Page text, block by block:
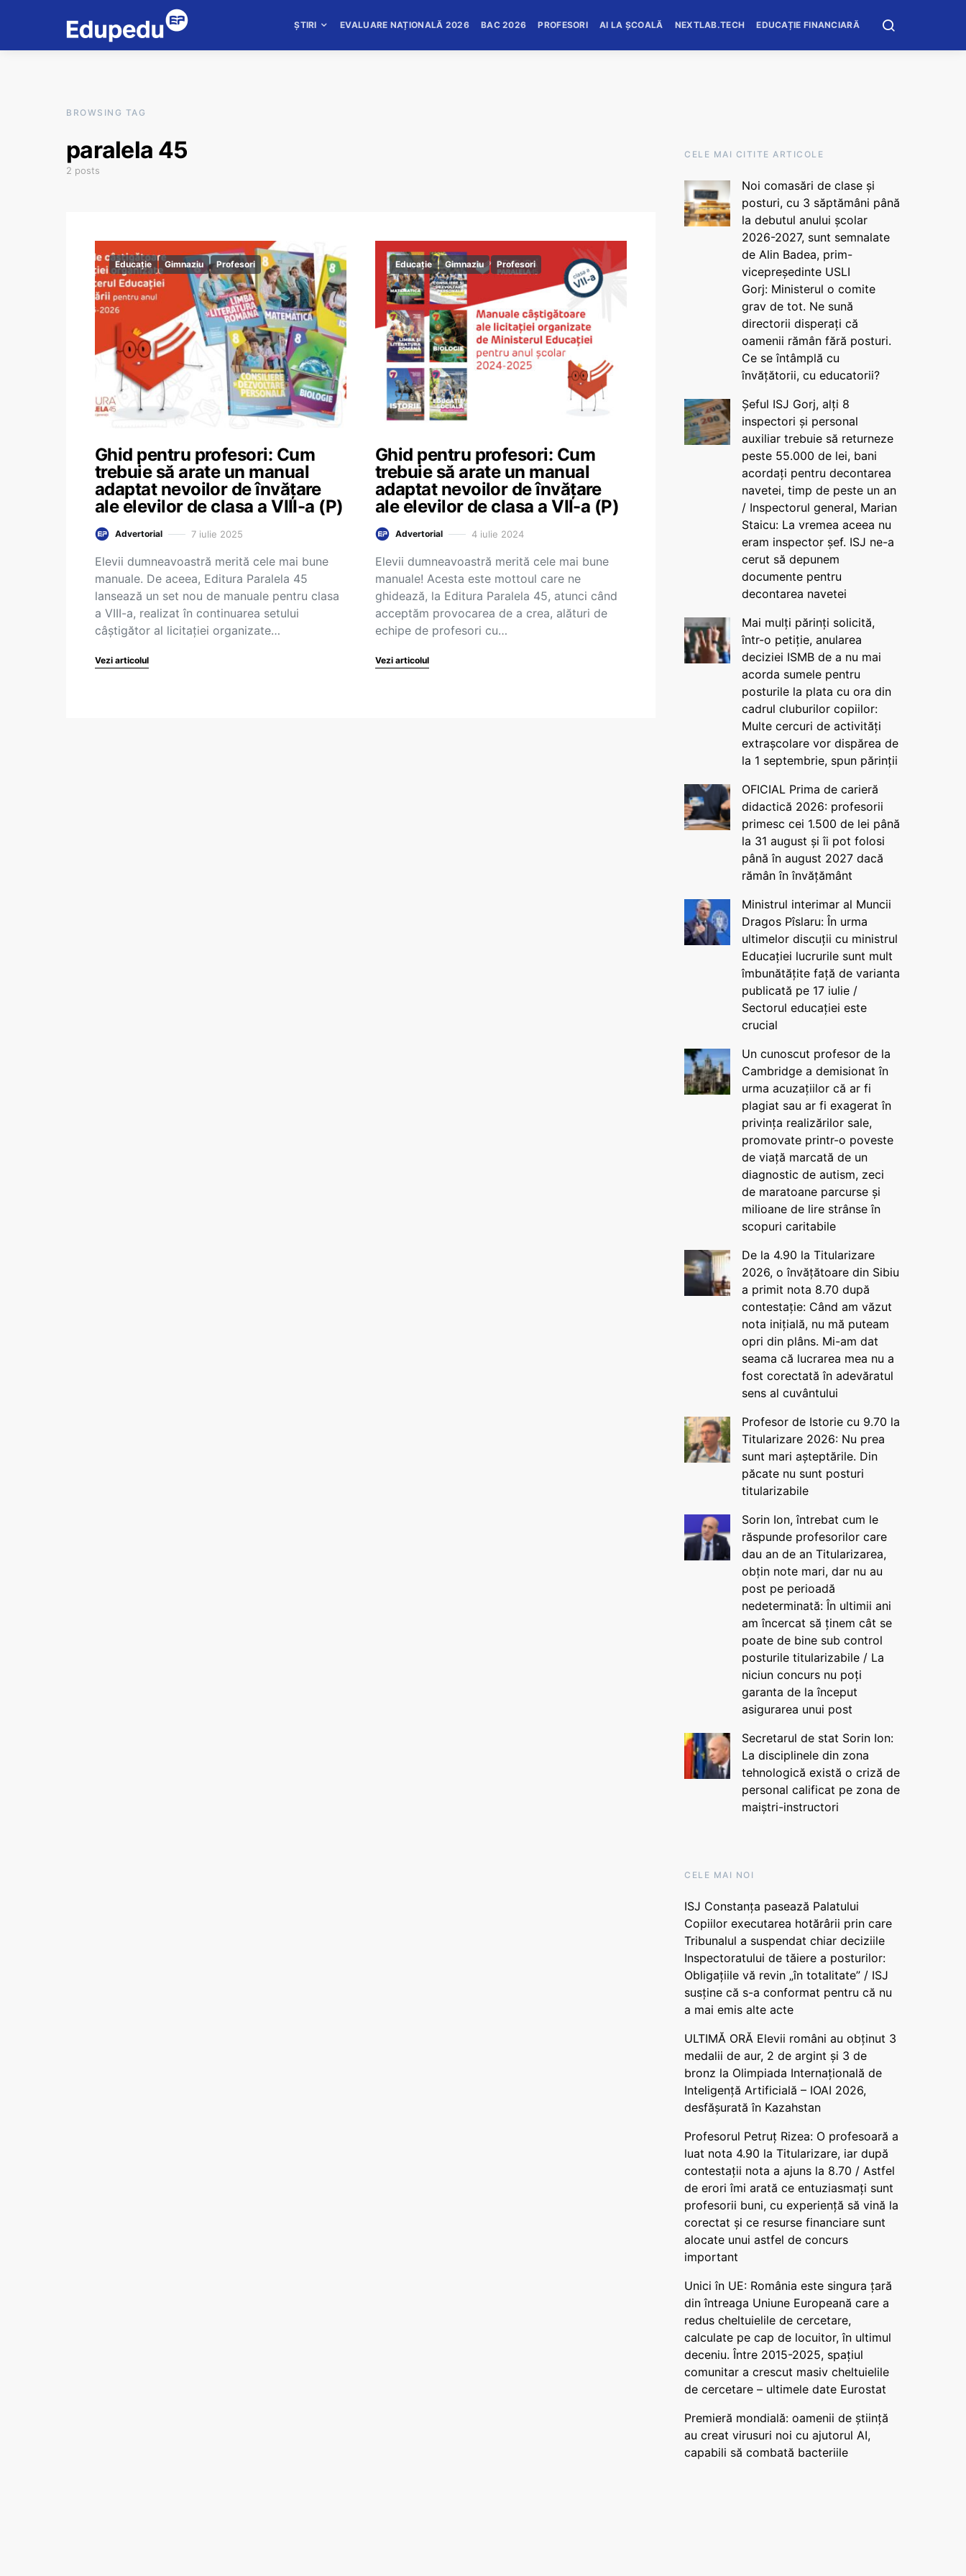
ȘTIRI EVALUARE NAȚIONALĂ 2026 BAC 2026 PROFESORI AI LA ȘCOALĂ NEXTLAB.TECH EDUCAȚIE FINANCIARĂ
BROWSING TAG
paralela 45
2 posts
Educație Gimnaziu Profesori
Ghid pentru profesori: Cum
trebuie să arate un manual
adaptat nevoilor de învățare
ale elevilor de clasa a VIII-a (P)
Advertorial 7 iulie 2025
Elevii dumneavoastră merită cele mai bune
manuale. De aceea, Editura Paralela 45
lansează un set nou de manuale pentru clasa
a VIII-a, realizat în continuarea setului
câștigător al licitației organizate…
Vezi articolul
Educație Gimnaziu Profesori
Ghid pentru profesori: Cum
trebuie să arate un manual
adaptat nevoilor de învățare
ale elevilor de clasa a VII-a (P)
Advertorial 4 iulie 2024
Elevii dumneavoastră merită cele mai bune
manuale! Acesta este mottoul care ne
ghidează, la Editura Paralela 45, atunci când
acceptăm provocarea de a crea, alături de
echipe de profesori cu…
Vezi articolul
CELE MAI CITITE ARTICOLE
Noi comasări de clase și
posturi, cu 3 săptămâni până
la debutul anului școlar
2026-2027, sunt semnalate
de Alin Badea, prim-
vicepreședinte USLI
Gorj: Ministerul o comite
grav de tot. Ne sună
directorii disperați că
oamenii rămân fără posturi.
Ce se întâmplă cu
învățătorii, cu educatorii?
Șeful ISJ Gorj, alți 8
inspectori și personal
auxiliar trebuie să returneze
peste 55.000 de lei, bani
acordați pentru decontarea
navetei, timp de peste un an
/ Inspectorul general, Marian
Staicu: La vremea aceea nu
eram inspector șef. ISJ ne-a
cerut să depunem
documente pentru
decontarea navetei
Mai mulți părinți solicită,
într-o petiție, anularea
deciziei ISMB de a nu mai
acorda sumele pentru
posturile la plata cu ora din
cadrul cluburilor copiilor:
Multe cercuri de activități
extrașcolare vor dispărea de
la 1 septembrie, spun părinții
OFICIAL Prima de carieră
didactică 2026: profesorii
primesc cei 1.500 de lei până
la 31 august și îi pot folosi
până în august 2027 dacă
rămân în învățământ
Ministrul interimar al Muncii
Dragos Pîslaru: În urma
ultimelor discuții cu ministrul
Educației lucrurile sunt mult
îmbunătățite față de varianta
publicată pe 17 iulie /
Sectorul educației este
crucial
Un cunoscut profesor de la
Cambridge a demisionat în
urma acuzațiilor că ar fi
plagiat sau ar fi exagerat în
privința realizărilor sale,
promovate printr-o poveste
de viață marcată de un
diagnostic de autism, zeci
de maratoane parcurse și
milioane de lire strânse în
scopuri caritabile
De la 4.90 la Titularizare
2026, o învățătoare din Sibiu
a primit nota 8.70 după
contestație: Când am văzut
nota inițială, nu mă puteam
opri din plâns. Mi-am dat
seama că lucrarea mea nu a
fost corectată în adevăratul
sens al cuvântului
Profesor de Istorie cu 9.70 la
Titularizare 2026: Nu prea
sunt mari așteptările. Din
păcate nu sunt posturi
titularizabile
Sorin Ion, întrebat cum le
răspunde profesorilor care
dau an de an Titularizarea,
obțin note mari, dar nu au
post pe perioadă
nedeterminată: În ultimii ani
am încercat să ținem cât se
poate de bine sub control
posturile titularizabile / La
niciun concurs nu poți
garanta de la început
asigurarea unui post
Secretarul de stat Sorin Ion:
La disciplinele din zona
tehnologică există o criză de
personal calificat pe zona de
maiștri-instructori
CELE MAI NOI
ISJ Constanța pasează Palatului
Copiilor executarea hotărârii prin care
Tribunalul a suspendat chiar deciziile
Inspectoratului de tăiere a posturilor:
Obligațiile vă revin „în totalitate” / ISJ
susține că s-a conformat pentru că nu
a mai emis alte acte
ULTIMĂ ORĂ Elevii români au obținut 3
medalii de aur, 2 de argint și 3 de
bronz la Olimpiada Internațională de
Inteligență Artificială – IOAI 2026,
desfășurată în Kazahstan
Profesorul Petruț Rizea: O profesoară a
luat nota 4.90 la Titularizare, iar după
contestații nota a ajuns la 8.70 / Astfel
de erori îmi arată ce entuziasmați sunt
profesorii buni, cu experiență să vină la
corectat și ce resurse financiare sunt
alocate unui astfel de concurs
important
Unici în UE: România este singura țară
din întreaga Uniune Europeană care a
redus cheltuielile de cercetare,
calculate pe cap de locuitor, în ultimul
deceniu. Între 2015-2025, spațiul
comunitar a crescut masiv cheltuielile
de cercetare – ultimele date Eurostat
Premieră mondială: oamenii de știință
au creat virusuri noi cu ajutorul AI,
capabili să combată bacteriile